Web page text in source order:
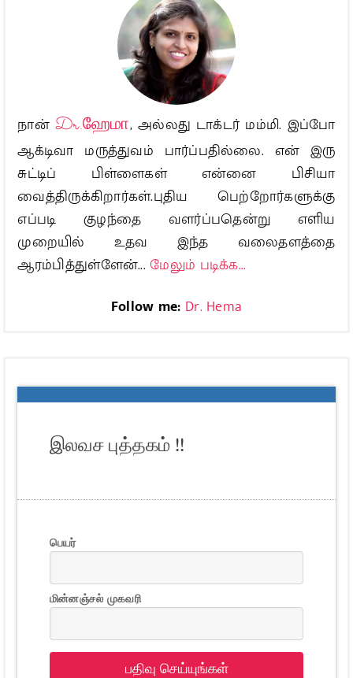
நான்Dr.ஹேமா, அல்லது டாக்டர் மம்மி. இப்போ
ஆக்டிவா மருத்துவம் பார்ப்பதில்லை. என் இரு
சுட்டிப் பிள்ளைகள் என்னை பிசியா
வைத்திருக்கிறார்கள்.புதிய பெற்றோர்களுக்கு
எப்படி குழந்தை வளர்ப்பதென்று எளிய
முறையில் உதவ இந்த வலைதளத்தை
ஆரம்பித்துள்ளேன்...மேலும் படிக்க...
Follow me: Dr. Hema
இலவச புத்தகம் !!
பெயர்
மின்னஞ்சல் முகவரி
பதிவு செய்யுங்கள்